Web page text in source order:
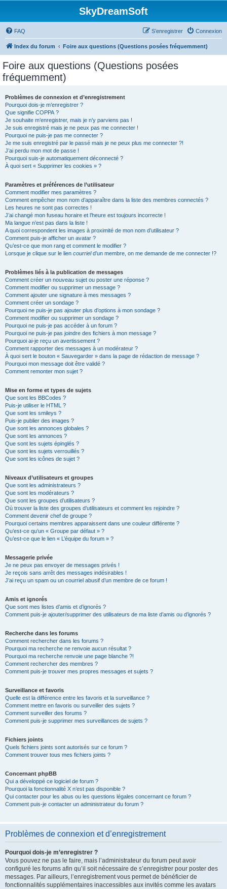
SkyDreamSoft
FAQ Connexion
S’enregistrer
Index du forum Foire aux questions (Questions posées fréquemment)
Foire aux questions (Questions posées
fréquemment)
Problèmes de connexion et d’enregistrement
Pourquoi dois-je m’enregistrer ?
Que signifie COPPA ?
Je souhaite m’enregistrer, mais je n’y parviens pas !
Je suis enregistré mais je ne peux pas me connecter !
Pourquoi ne puis-je pas me connecter ?
Je me suis enregistré par le passé mais je ne peux plus me connecter ?!
J’ai perdu mon mot de passe !
Pourquoi suis-je automatiquement déconnecté ?
À quoi sert « Supprimer les cookies » ?
Paramètres et préférences de l’utilisateur
Comment modifier mes paramètres ?
Comment empêcher mon nom d’apparaître dans la liste des membres connectés ?
Les heures ne sont pas correctes !
J’ai changé mon fuseau horaire et l’heure est toujours incorrecte !
Ma langue n’est pas dans la liste !
A quoi correspondent les images à proximité de mon nom d’utilisateur ?
Comment puis-je afficher un avatar ?
Qu’est-ce que mon rang et comment le modifier ?
Lorsque je clique sur le lien courrield’un membre, on me demande de me connecter !?
Problèmes liés à la publication de messages
Comment créer un nouveau sujet ou poster une réponse ?
Comment modifier ou supprimer un message ?
Comment ajouter une signature à mes messages ?
Comment créer un sondage ?
Pourquoi ne puis-je pas ajouter plus d’options à mon sondage ?
Comment modifier ou supprimer un sondage ?
Pourquoi ne puis-je pas accéder à un forum ?
Pourquoi ne puis-je pas joindre des fichiers à mon message ?
Pourquoi ai-je reçu un avertissement ?
Comment rapporter des messages à un modérateur ?
À quoi sert le bouton « Sauvegarder » dans la page de rédaction de message ?
Pourquoi mon message doit être validé ?
Comment remonter mon sujet ?
Mise en forme et types de sujets
Que sont les BBCodes ?
Puis-je utiliser le HTML ?
Que sont les smileys ?
Puis-je publier des images ?
Que sont les annonces globales ?
Que sont les annonces ?
Que sont les sujets épinglés ?
Que sont les sujets verrouillés ?
Que sont les icônes de sujet ?
Niveaux d’utilisateurs et groupes
Que sont les administrateurs ?
Que sont les modérateurs ?
Que sont les groupes d’utilisateurs ?
Où trouver la liste des groupes d’utilisateurs et comment les rejoindre ?
Comment devenir chef de groupe ?
Pourquoi certains membres apparaissent dans une couleur différente ?
Qu’est-ce qu’un « Groupe par défaut » ?
Qu’est-ce que le lien « L’équipe du forum » ?
Messagerie privée
Je ne peux pas envoyer de messages privés !
Je reçois sans arrêt des messages indésirables !
J’ai reçu un spam ou un courriel abusif d’un membre de ce forum !
Amis et ignorés
Que sont mes listes d’amis et d’ignorés ?
Comment puis-je ajouter/supprimer des utilisateurs de ma liste d’amis ou d’ignorés ?
Recherche dans les forums
Comment rechercher dans les forums ?
Pourquoi ma recherche ne renvoie aucun résultat ?
Pourquoi ma recherche renvoie une page blanche ?!
Comment rechercher des membres ?
Comment puis-je trouver mes propres messages et sujets ?
Surveillance et favoris
Quelle est la différence entre les favoris et la surveillance ?
Comment mettre en favoris ou surveiller des sujets ?
Comment surveiller des forums ?
Comment puis-je supprimer mes surveillances de sujets ?
Fichiers joints
Quels fichiers joints sont autorisés sur ce forum ?
Comment trouver tous mes fichiers joints ?
Concernant phpBB
Qui a développé ce logiciel de forum ?
Pourquoi la fonctionnalité X n’est pas disponible ?
Qui contacter pour les abus ou les questions légales concernant ce forum ?
Comment puis-je contacter un administrateur du forum ?
Problèmes de connexion et d’enregistrement
Pourquoi dois-je m’enregistrer ?
Vous pouvez ne pas le faire, mais l’administrateur du forum peut avoir
configuré les forums afin qu’il soit nécessaire de s’enregistrer pour poster des
messages. Par ailleurs, l’enregistrement vous permet de bénéficier de
fonctionnalités supplémentaires inaccessibles aux invités comme les avatars